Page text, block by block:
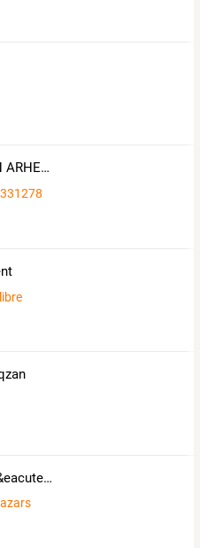
ASSOCIATION ARHEPAN LEUCEMIE ESPOIR
Manuel pour &eacute;crire son r&eacute;cit de vie